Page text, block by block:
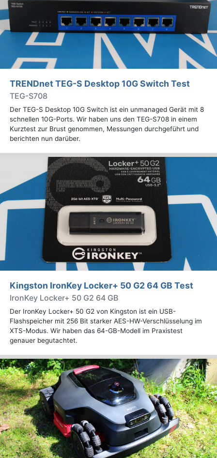
TRENDnet TEG-S Desktop 10G Switch Test
TEG-S708
Der TEG-S Desktop 10G Switch ist ein unmanaged Gerät mit 8
schnellen 10G-Ports. Wir haben uns den TEG-S708 in einem
Kurztest zur Brust genommen, Messungen durchgeführt und
berichten nun darüber.
Kingston IronKey Locker+ 50 G2 64 GB Test
IronKey Locker+ 50 G2 64 GB
Der IronKey Locker+ 50 G2 von Kingston ist ein USB-
Flashspeicher mit 256 Bit starker AES-HW-Verschlüsselung im
XTS-Modus. Wir haben das 64-GB-Modell im Praxistest
genauer begutachtet.